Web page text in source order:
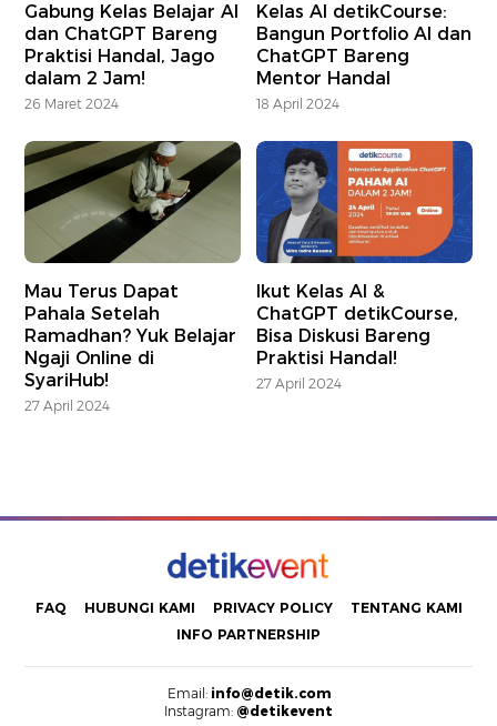
Gabung Kelas Belajar AI
dan ChatGPT Bareng
Praktisi Handal, Jago
dalam 2 Jam!
26 Maret 2024
Kelas AI detikCourse:
Bangun Portfolio AI dan
ChatGPT Bareng
Mentor Handal
18 April 2024
Mau Terus Dapat
Pahala Setelah
Ramadhan? Yuk Belajar
Ngaji Online di
SyariHub!
27 April 2024
Ikut Kelas AI &
ChatGPT detikCourse,
Bisa Diskusi Bareng
Praktisi Handal!
27 April 2024
FAQ HUBUNGI KAMI PRIVACY POLICY
TENTANG KAMI
INFO PARTNERSHIP
Email: info@detik.com
Instagram: @detikevent